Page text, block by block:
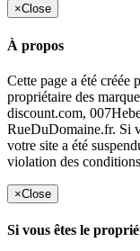
×Close
À propos
Cette page a été créée
propriétaire des
discount.com,
RueDuDomaine.fr. Si
votre site a été
violation des
×Close
Si vous êtes le